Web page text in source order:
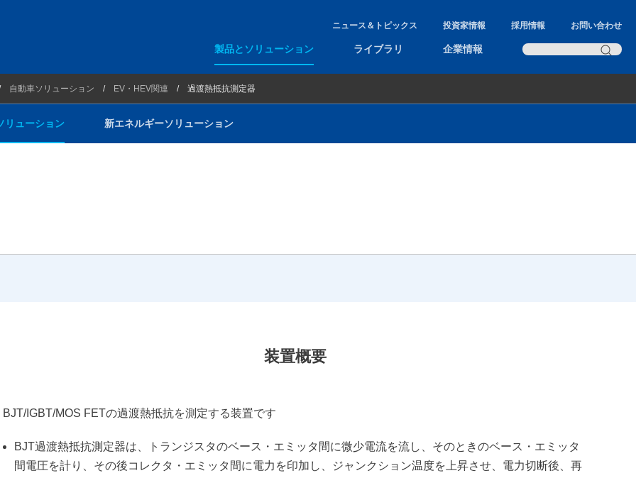
ニュース＆トピックス 投資家情報 採用情報 お問い合わせ
製品とソリューション
ーション エンジン関連
ライブラリ 企業情報
自動車ソリューション EV・HEV関連 過渡熱抵抗測定器
リューション 新エネルギーソリューション
装置概要
BJT/IGBT/MOS FETの過渡熱抵抗を測定する装置です
BJT過渡熱抵抗測定器は、トランジスタのベース・エミッタ間に微少電流を流し、そのときのベース・エミッタ
間電圧を計り、その後コレクタ・エミッタ間に電力を印加し、ジャンクション温度を上昇させ、電力切断後、再